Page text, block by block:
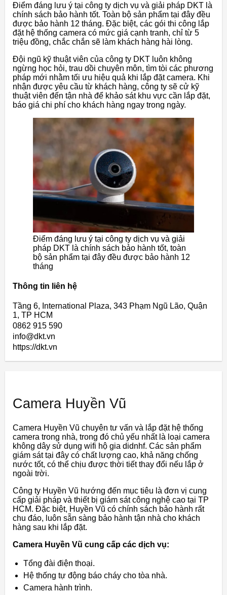
Điểm đáng lưu ý tại công ty dịch vụ và giải pháp DKT là
chính sách bảo hành tốt. Toàn bộ sản phẩm tại đây đều
được bảo hành 12 tháng. Đặc biệt, các gói thi công lắp
đặt hệ thống camera có mức giá cạnh tranh, chỉ từ 5
triệu đồng, chắc chắn sẽ làm khách hàng hài lòng.
Đội ngũ kỹ thuật viên của công ty DKT luôn không
ngừng học hỏi, trau dồi chuyên môn, tìm tòi các phương
pháp mới nhằm tối ưu hiệu quả khi lắp đặt camera. Khi
nhận được yêu cầu từ khách hàng, công ty sẽ cử kỹ
thuật viên đến tận nhà để khảo sát khu vực cần lắp đặt,
báo giá chi phí cho khách hàng ngay trong ngày.
Điểm đáng lưu ý tại công ty dịch vụ và giải
pháp DKT là chính sách bảo hành tốt, toàn
bộ sản phẩm tại đây đều được bảo hành 12
tháng
Thông tin liên hệ
Tầng 6, International Plaza, 343 Phạm Ngũ Lão, Quận
1, TP HCM
0862 915 590
info@dkt.vn
https://dkt.vn
Camera Huyền Vũ
Camera Huyền Vũ chuyên tư vấn và lắp đặt hệ thống
camera trong nhà, trong đó chủ yếu nhất là loại camera
không dây sử dụng wifi hộ gia didnhf. Các sản phẩm
giám sát tại đây có chất lượng cao, khả năng chống
nước tốt, có thể chịu được thời tiết thay đổi nếu lắp ở
ngoài trời.
Công ty Huyền Vũ hướng đến mục tiêu là đơn vị cung
cấp giải pháp và thiết bị giám sát công nghệ cao tại TP
HCM. Đặc biệt, Huyền Vũ có chính sách bảo hành rất
chu đáo, luôn sẵn sàng bảo hành tận nhà cho khách
hàng sau khi lắp đặt.
Camera Huyền Vũ cung cấp các dịch vụ:
Tổng đài điện thoại.
Hệ thống tự động báo cháy cho tòa nhà.
Camera hành trình.